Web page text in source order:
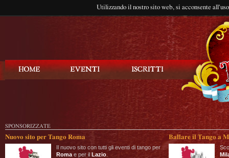
Utilizzando il nostro sito web, si acconsente
SPONSORIZZATE
Nuovo sito per Tango Roma
Il nuovo sito con tutti gli eventi di tango per
Roma e per il Lazio
Ballare il Tango a